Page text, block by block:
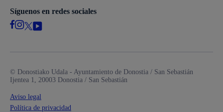
Síguenos en redes sociales
© Donostiako Udala - Ayuntamiento de Donostia / San Sebastián
Ijentea 1, 20003 Donostia / San Sebastián
Aviso legal
Política de privacidad